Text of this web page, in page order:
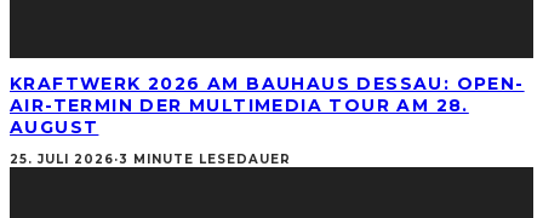
KRAFTWERK 2026 AM BAUHAUS DESSAU: OPEN-
AIR-TERMIN DER MULTIMEDIA TOUR AM 28.
AUGUST
25. JULI 2026·3 MINUTE LESEDAUER